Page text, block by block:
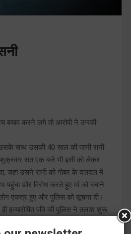
बचाव करने लगे तो आरोपी ने उनकी
साथ उसकी 40 साल की पत्नी रानी
रात एक बजे भी इसी को लेकर
जहां उसने रानी को गोबर के दलदल में
और विरोध करते हुए मां को बचाने
एकत्र हुए और पुलिस को सूचना दी।
हत्यारोपित पति की पुलिस ने तलाश शुरू
का केस दर्ज कर लिया है। उसकी